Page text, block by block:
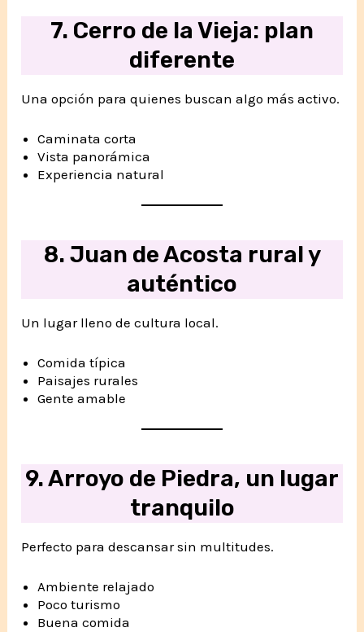
7. Cerro de la Vieja: plan
diferente
Una opción para quienes buscan algo más activo.
Caminata corta
Vista panorámica
Experiencia natural
8. Juan de Acosta rural y
auténtico
Un lugar lleno de cultura local.
Comida típica
Paisajes rurales
Gente amable
9. Arroyo de Piedra, un lugar
tranquilo
Perfecto para descansar sin multitudes.
Ambiente relajado
Poco turismo
Buena comida